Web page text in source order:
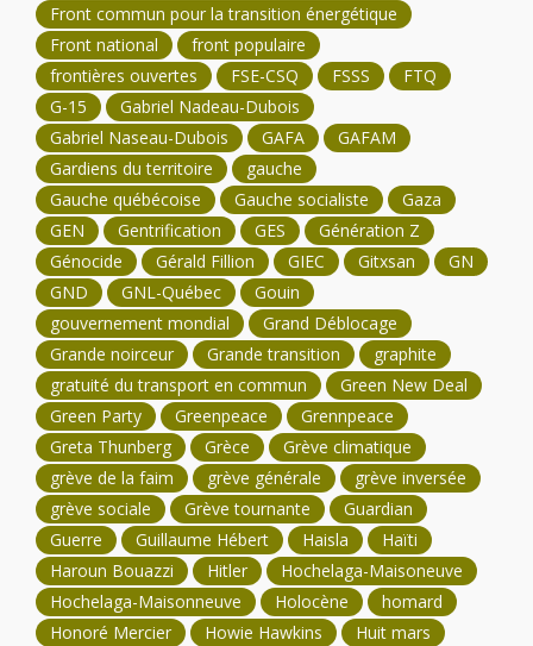
Front commun pour la transition énergétique
Front national
front populaire
frontières ouvertes
FSE-CSQ FSSS
FTQ
G-15
Gabriel Nadeau-Dubois
Gabriel Naseau-Dubois
GAFA
GAFAM
Gardiens du territoire
gauche
Gauche québécoise
Gauche socialiste
Gaza
GEN
Gentrification GES
Génération Z
Génocide
Gérald Fillion GIEC Gitxsan
GN
GND
GNL-Québec
Gouin
gouvernement mondial
Grand Déblocage
Grande noirceur
Grande transition
graphite
gratuité du transport en commun
Green New Deal
Green Party
Greenpeace
Grennpeace
Greta Thunberg
Grèce
Grève climatique
grève de la faim
grève générale
grève inversée
grève sociale
Grève tournante
Guardian
Guerre
Guillaume Hébert Haisla
Haïti
Haroun Bouazzi
Hitler
Hochelaga-Maisoneuve
Hochelaga-Maisonneuve
Holocène
homard
Honoré Mercier
Howie Hawkins
Huit mars